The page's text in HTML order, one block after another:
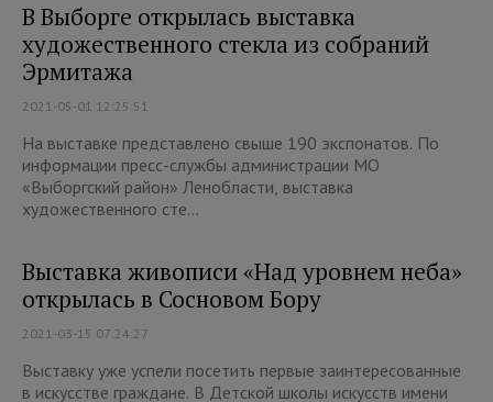
В Выборге открылась выставка
художественного стекла из собраний
Эрмитажа
2021-05-01 12:25:51
На выставке представлено свыше 190 экспонатов. По
информации пресс-службы администрации МО
«Выборгский район» Ленобласти, выставка
художественного сте...
Выставка живописи «Над уровнем неба»
открылась в Сосновом Бору
2021-03-15 07:24:27
Выставку уже успели посетить первые заинтересованные
в искусстве граждане. В Детской школы искусств имени